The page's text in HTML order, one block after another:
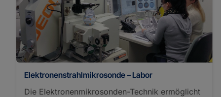
Elektronenstrahlmikrosonde – Labor
Die Elektronenmikrosonden-Technik ermöglicht